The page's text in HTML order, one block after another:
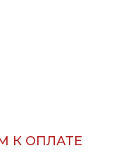
К ОПЛАТЕ